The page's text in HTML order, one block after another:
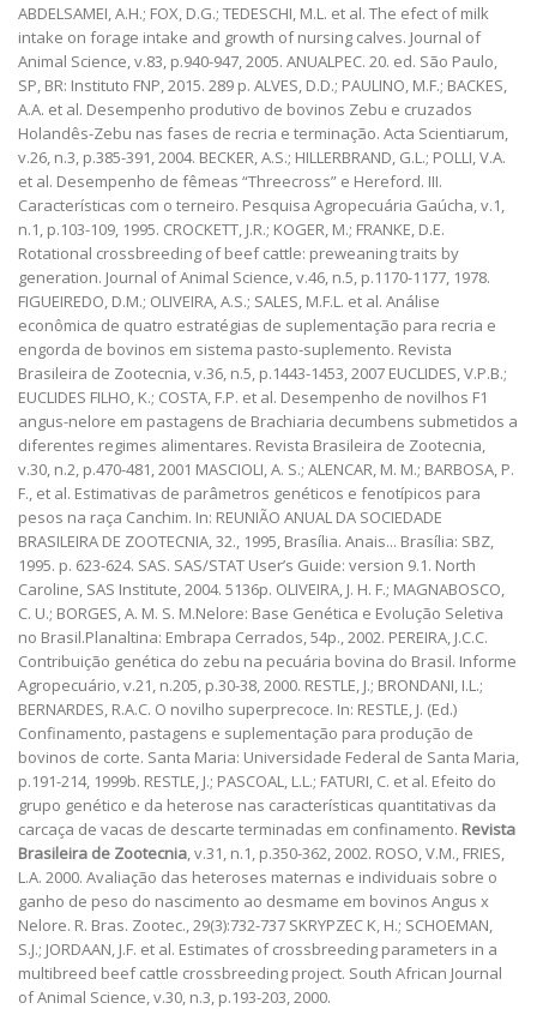
ABDELSAMEI, A.H.; FOX, D.G.; TEDESCHI, M.L. et al. The efect of milk
intake on forage intake and growth of nursing calves. Journal of
Animal Science, v.83, p.940-947, 2005. ANUALPEC. 20. ed. São Paulo,
SP, BR: Instituto FNP, 2015. 289 p. ALVES, D.D.; PAULINO, M.F.; BACKES,
A.A. et al. Desempenho produtivo de bovinos Zebu e cruzados
Holandês-Zebu nas fases de recria e terminação. Acta Scientiarum,
v.26, n.3, p.385-391, 2004. BECKER, A.S.; HILLERBRAND, G.L.; POLLI, V.A.
et al. Desempenho de fêmeas “Threecross” e Hereford. III.
Características com o terneiro. Pesquisa Agropecuária Gaúcha, v.1,
n.1, p.103-109, 1995. CROCKETT, J.R.; KOGER, M.; FRANKE, D.E.
Rotational crossbreeding of beef cattle: preweaning traits by
generation. Journal of Animal Science, v.46, n.5, p.1170-1177, 1978.
FIGUEIREDO, D.M.; OLIVEIRA, A.S.; SALES, M.F.L. et al. Análise
econômica de quatro estratégias de suplementação para recria e
engorda de bovinos em sistema pasto-suplemento. Revista
Brasileira de Zootecnia, v.36, n.5, p.1443-1453, 2007 EUCLIDES, V.P.B.;
EUCLIDES FILHO, K.; COSTA, F.P. et al. Desempenho de novilhos F1
angus-nelore em pastagens de Brachiaria decumbens submetidos a
diferentes regimes alimentares. Revista Brasileira de Zootecnia,
v.30, n.2, p.470-481, 2001 MASCIOLI, A. S.; ALENCAR, M. M.; BARBOSA, P.
F., et al. Estimativas de parâmetros genéticos e fenotípicos para
pesos na raça Canchim. In: REUNIÃO ANUAL DA SOCIEDADE
BRASILEIRA DE ZOOTECNIA, 32., 1995, Brasília. Anais... Brasília: SBZ,
1995. p. 623-624. SAS. SAS/STAT User’s Guide: version 9.1. North
Caroline, SAS Institute, 2004. 5136p. OLIVEIRA, J. H. F.; MAGNABOSCO,
C. U.; BORGES, A. M. S. M.Nelore: Base Genética e Evolução Seletiva
no Brasil.Planaltina: Embrapa Cerrados, 54p., 2002. PEREIRA, J.C.C.
Contribuição genética do zebu na pecuária bovina do Brasil. Informe
Agropecuário, v.21, n.205, p.30-38, 2000. RESTLE, J.; BRONDANI, I.L.;
BERNARDES, R.A.C. O novilho superprecoce. In: RESTLE, J. (Ed.)
Confinamento, pastagens e suplementação para produção de
bovinos de corte. Santa Maria: Universidade Federal de Santa Maria,
p.191-214, 1999b. RESTLE, J.; PASCOAL, L.L.; FATURI, C. et al. Efeito do
grupo genético e da heterose nas características quantitativas da
carcaça de vacas de descarte terminadas em confinamento. Revista
Brasileira de Zootecnia , v.31, n.1, p.350-362, 2002. ROSO, V.M., FRIES,
L.A. 2000. Avaliação das heteroses maternas e individuais sobre o
ganho de peso do nascimento ao desmame em bovinos Angus x
Nelore. R. Bras. Zootec., 29(3):732-737 SKRYPZEC K, H.; SCHOEMAN,
S.J.; JORDAAN, J.F. et al. Estimates of crossbreeding parameters in a
multibreed beef cattle crossbreeding project. South African Journal
of Animal Science, v.30, n.3, p.193-203, 2000.